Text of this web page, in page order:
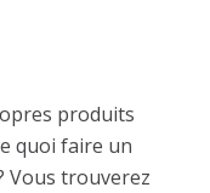
produits
quoi faire un
Vous trouverez